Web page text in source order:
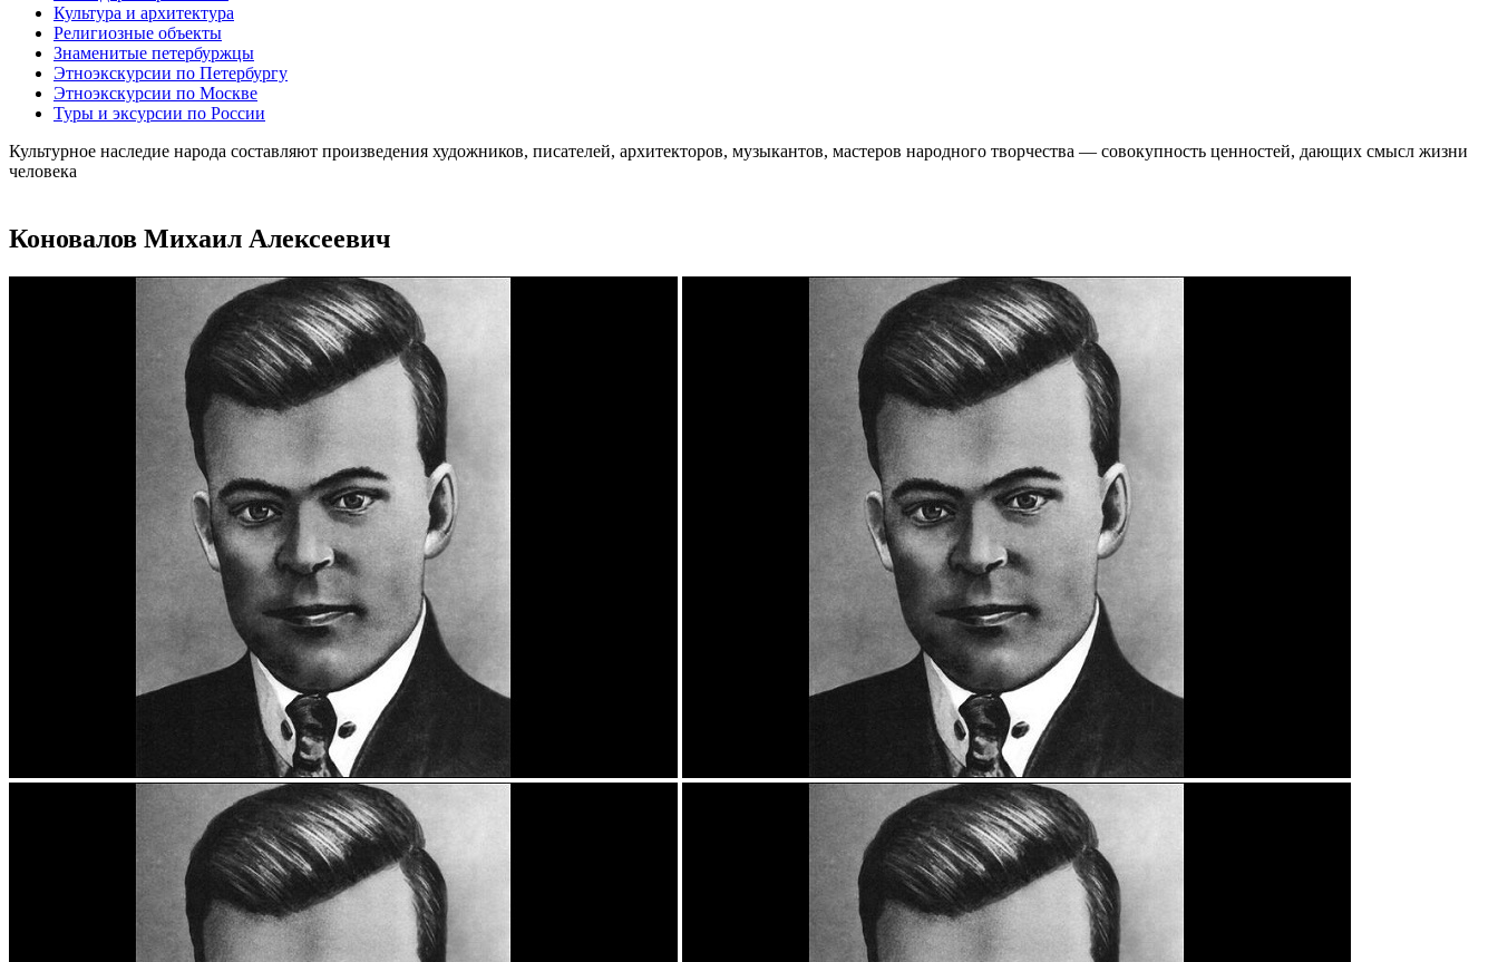
Культура и архитектура
Религиозные объекты
Знаменитые петербуржцы
Этноэкскурсии по Петербургу
Этноэкскурсии по Москве
Туры и эксурсии по России
Культурное наследие народа составляют произведения художников, писателей, архитекторов, музыкантов, мастеров народного творчества ― совокупность ценностей, дающих смысл жизни
человека
Коновалов Михаил Алексеевич